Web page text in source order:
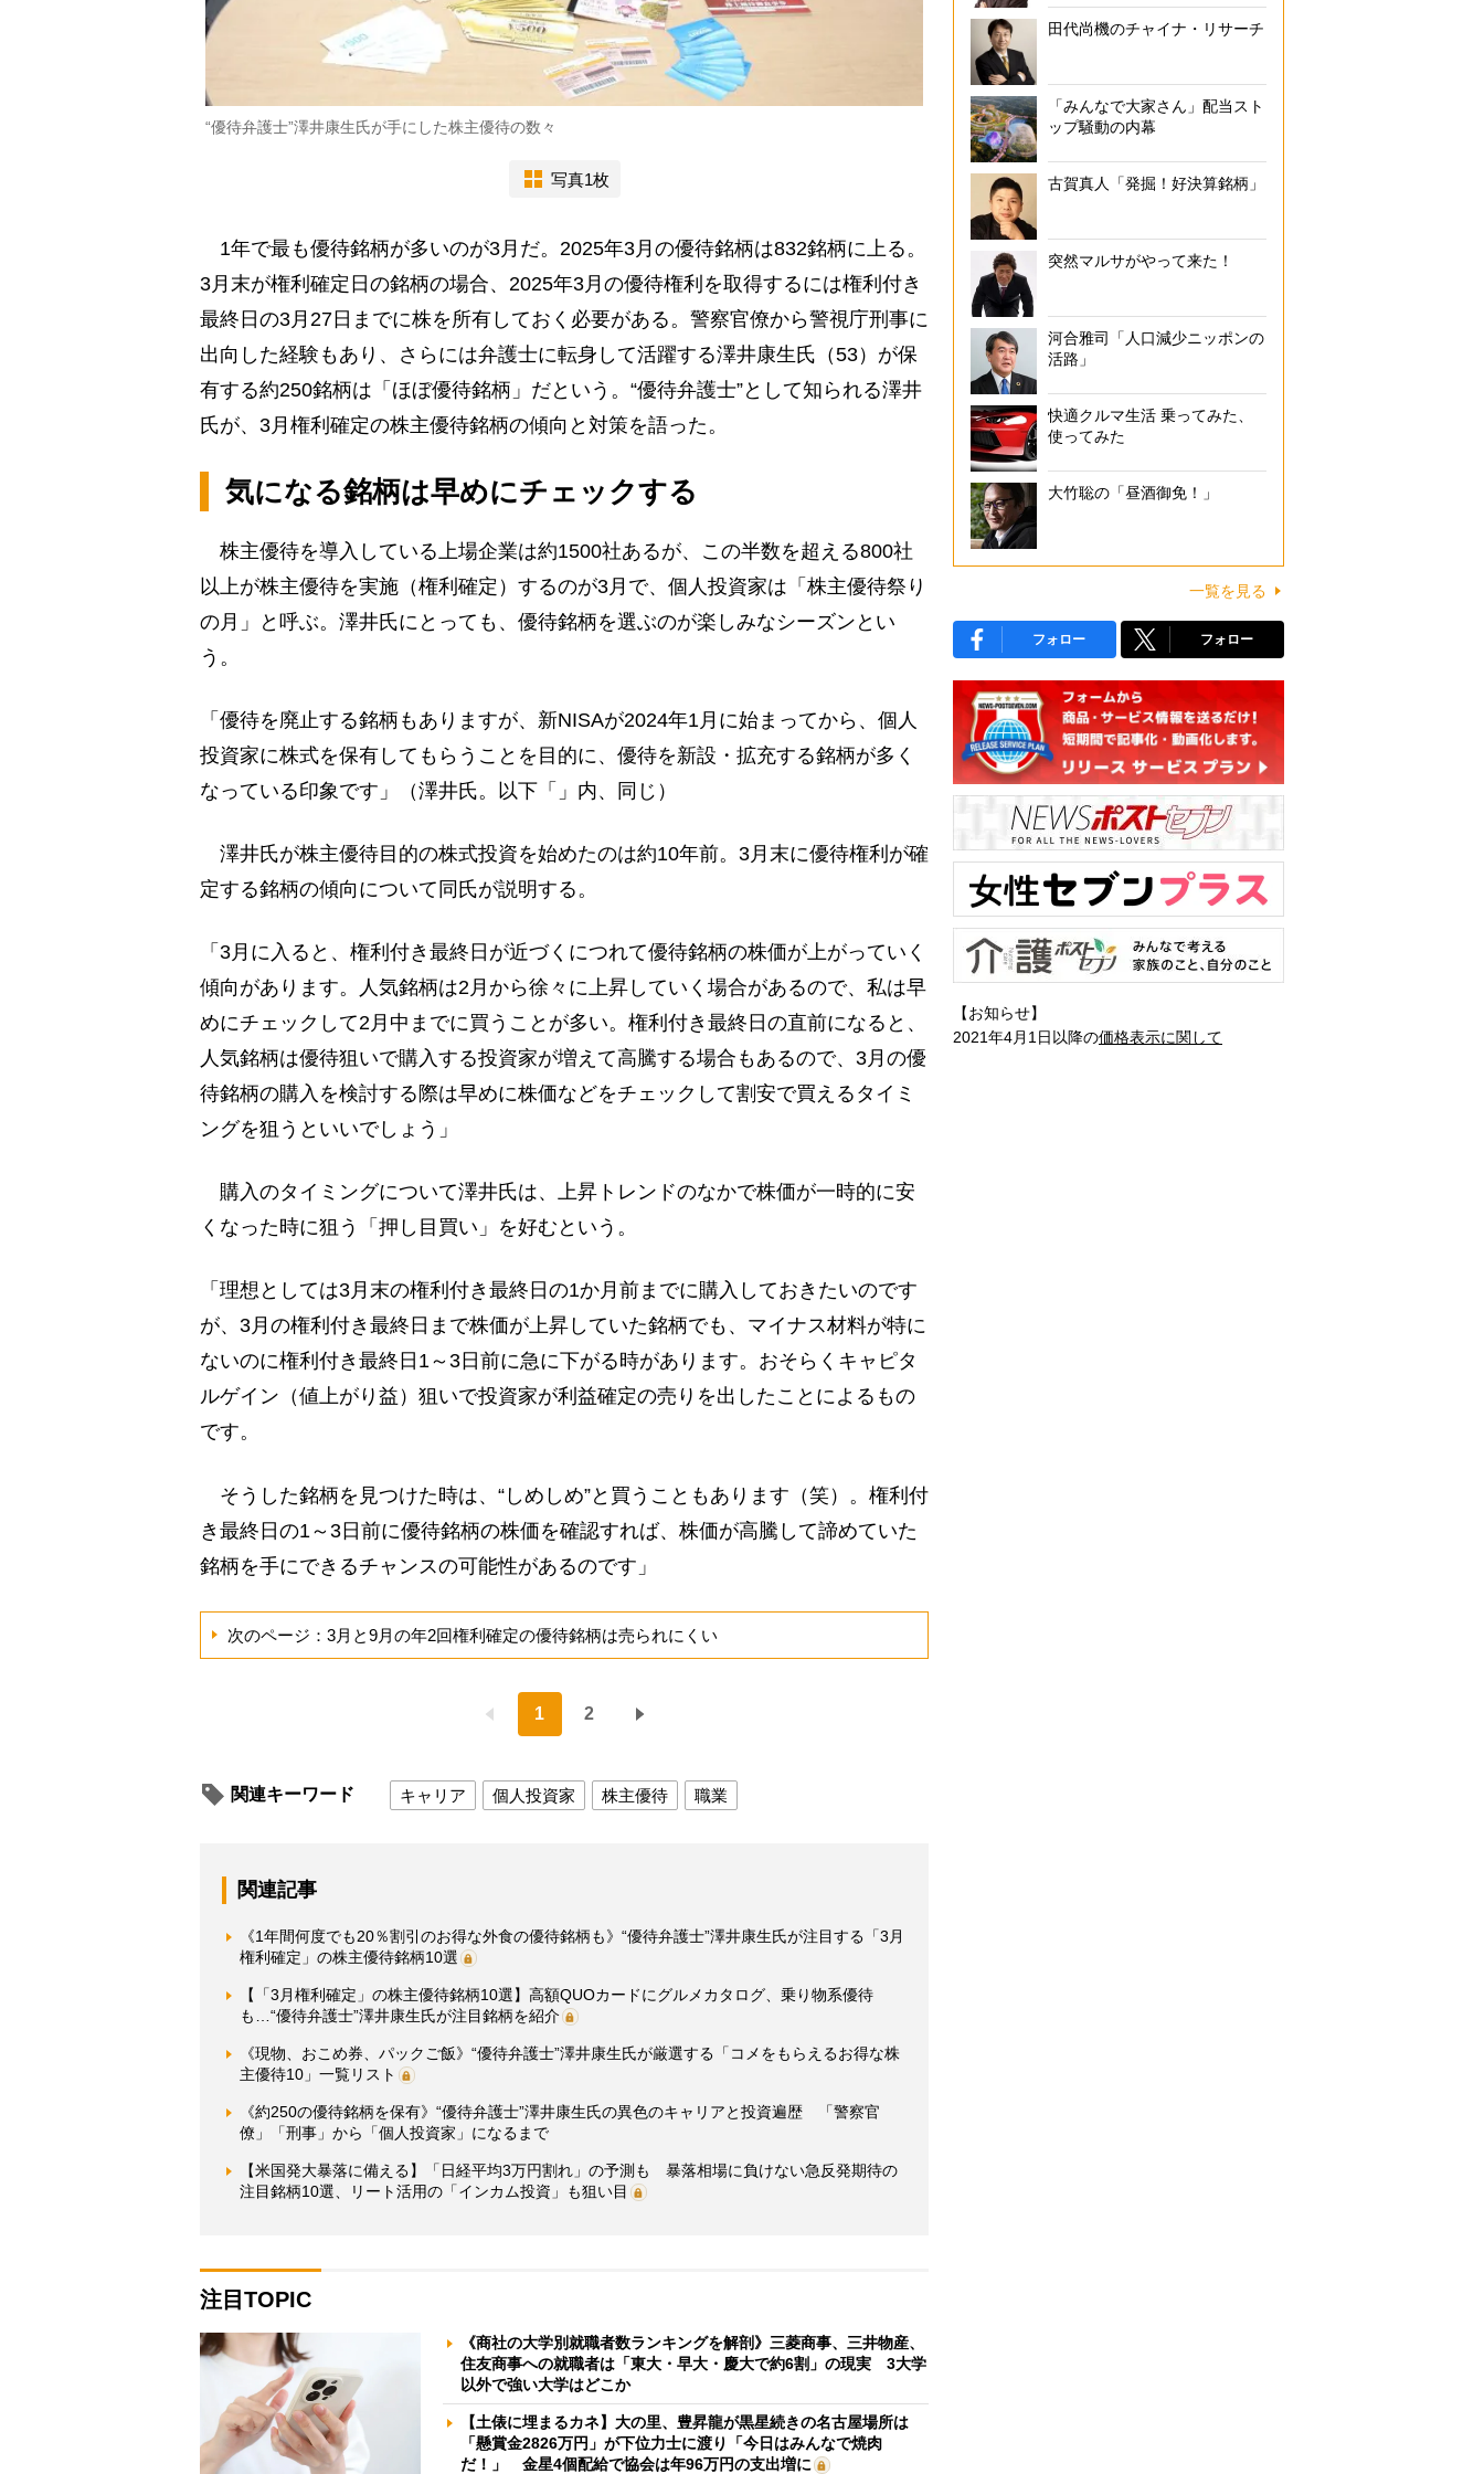
“優待弁護士”澤井康生氏が手にした株主優待の数々
写真1枚
1年で最も優待銘柄が多いのが3月だ。2025年3月の優待銘柄は832銘柄に上る。
3月末が権利確定日の銘柄の場合、2025年3月の優待権利を取得するには権利付き
最終日の3月27日までに株を所有しておく必要がある。警察官僚から警視庁刑事に
出向した経験もあり、さらには弁護士に転身して活躍する澤井康生氏（53）が保
有する約250銘柄は「ほぼ優待銘柄」だという。“優待弁護士”として知られる澤井
氏が、3月権利確定の株主優待銘柄の傾向と対策を語った。
気になる銘柄は早めにチェックする
株主優待を導入している上場企業は約1500社あるが、この半数を超える800社
以上が株主優待を実施（権利確定）するのが3月で、個人投資家は「株主優待祭り
の月」と呼ぶ。澤井氏にとっても、優待銘柄を選ぶのが楽しみなシーズンとい
う。
「優待を廃止する銘柄もありますが、新NISAが2024年1月に始まってから、個人
投資家に株式を保有してもらうことを目的に、優待を新設・拡充する銘柄が多く
なっている印象です」（澤井氏。以下「」内、同じ）
澤井氏が株主優待目的の株式投資を始めたのは約10年前。3月末に優待権利が確
定する銘柄の傾向について同氏が説明する。
「3月に入ると、権利付き最終日が近づくにつれて優待銘柄の株価が上がっていく
傾向があります。人気銘柄は2月から徐々に上昇していく場合があるので、私は早
めにチェックして2月中までに買うことが多い。権利付き最終日の直前になると、
人気銘柄は優待狙いで購入する投資家が増えて高騰する場合もあるので、3月の優
待銘柄の購入を検討する際は早めに株価などをチェックして割安で買えるタイミ
ングを狙うといいでしょう」
購入のタイミングについて澤井氏は、上昇トレンドのなかで株価が一時的に安
くなった時に狙う「押し目買い」を好むという。
「理想としては3月末の権利付き最終日の1か月前までに購入しておきたいのです
が、3月の権利付き最終日まで株価が上昇していた銘柄でも、マイナス材料が特に
ないのに権利付き最終日1～3日前に急に下がる時があります。おそらくキャピタ
ルゲイン（値上がり益）狙いで投資家が利益確定の売りを出したことによるもの
です。
そうした銘柄を見つけた時は、“しめしめ”と買うこともあります（笑）。権利付
き最終日の1～3日前に優待銘柄の株価を確認すれば、株価が高騰して諦めていた
銘柄を手にできるチャンスの可能性があるのです」
次のページ：3月と9月の年2回権利確定の優待銘柄は売られにくい
1 2
関連キーワード キャリア 個人投資家 株主優待 職業
関連記事
《1年間何度でも20％割引のお得な外食の優待銘柄も》“優待弁護士”澤井康生氏が注目する「3月
権利確定」の株主優待銘柄10選
【「3月権利確定」の株主優待銘柄10選】高額QUOカードにグルメカタログ、乗り物系優待
も…“優待弁護士”澤井康生氏が注目銘柄を紹介
《現物、おこめ券、パックご飯》“優待弁護士”澤井康生氏が厳選する「コメをもらえるお得な株
主優待10」一覧リスト
《約250の優待銘柄を保有》“優待弁護士”澤井康生氏の異色のキャリアと投資遍歴 「警察官
僚」「刑事」から「個人投資家」になるまで
【米国発大暴落に備える】「日経平均3万円割れ」の予測も 暴落相場に負けない急反発期待の
注目銘柄10選、リート活用の「インカム投資」も狙い目
注目TOPIC
《商社の大学別就職者数ランキングを解剖》三菱商事、三井物産、
住友商事への就職者は「東大・早大・慶大で約6割」の現実 3大学
以外で強い大学はどこか
【土俵に埋まるカネ】大の里、豊昇龍が黒星続きの名古屋場所は
「懸賞金2826万円」が下位力士に渡り「今日はみんなで焼肉
だ！」 金星4個配給で協会は年96万円の支出増に
田代尚機のチャイナ・リサーチ
「みんなで大家さん」配当スト
ップ騒動の内幕
古賀真人「発掘！好決算銘柄」
突然マルサがやって来た！
河合雅司「人口減少ニッポンの
活路」
快適クルマ生活 乗ってみた、
使ってみた
大竹聡の「昼酒御免！」
一覧を見る
フォロー フォロー
【お知らせ】
2021年4月1日以降の価格表示に関して